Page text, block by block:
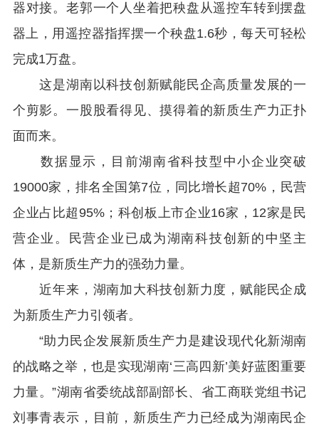
器对接。老郭一个人坐着把秧盘从遥控车转到摆盘
器上，用遥控器指挥摆一个秧盘1.6秒，每天可轻松
完成1万盘。
这是湖南以科技创新赋能民企高质量发展的一
个剪影。一股股看得见、摸得着的新质生产力正扑
面而来。
数据显示，目前湖南省科技型中小企业突破
19000家，排名全国第7位，同比增长超70%，民营
企业占比超95%；科创板上市企业16家，12家是民
营企业。民营企业已成为湖南科技创新的中坚主
体，是新质生产力的强劲力量。
近年来，湖南加大科技创新力度，赋能民企成
为新质生产力引领者。
“助力民企发展新质生产力是建设现代化新湖南
的战略之举，也是实现湖南‘三高四新’美好蓝图重要
力量。”湖南省委统战部副部长、省工商联党组书记
刘事青表示，目前，新质生产力已经成为湖南民企